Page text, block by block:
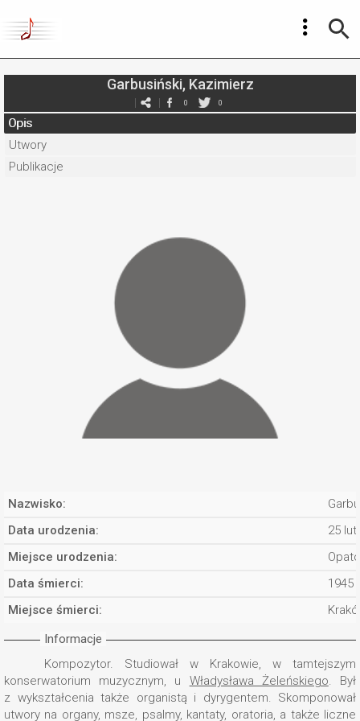
Garbusiński, Kazimierz
0 0
Opis
Utwory
Publikacje
Nazwisko:
Data urodzenia:
25
Miejsce urodzenia:
Data śmierci:
1945
Miejsce śmierci:
Informacje
Kompozytor. Studiował w Krakowie, w tamtejszym
konserwatorium muzycznym, u Władysława Żeleńskiego. Był
z wykształcenia także organistą i dyrygentem. Skomponował
utwory na organy, msze, psalmy, kantaty, oratoria, a także liczne